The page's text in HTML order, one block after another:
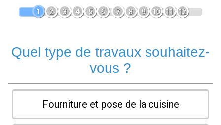
1 2 3 4 5 6 7 8 9 10 11 12
Quel type de travaux souhaitez-
vous ?
Fourniture et pose de la cuisine